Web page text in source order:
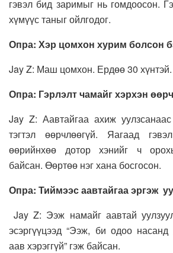
гэвэл бид заримыг нь гомдоосон.
хүмүүс таныг ойлгодог.
Опра: Хэр цомхон хурим болсон
Jay Z: Маш цомхон. Ердөө 30 хүнтэй.
Опра: Гэрлэлт чамайг хэрхэн
Jay Z: Аавтайгаа ахиж
тэгтэл өөрчлөөгүй. Яагаад
өөрийнхөө дотор хэнийг ч
байсан. Өөртөө нэг хана босгосон.
Опра: Тиймээс аавтайгаа эргэж
Jay Z: Ээж намайг аавтай
эсэргүүцээд “Ээж, би одоо
аав хэрэггүй” гэж байсан.